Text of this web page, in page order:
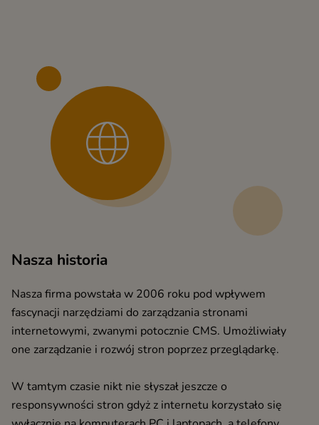
Nasza historia
Nasza firma powstała w 2006 roku pod wpływem
fascynacji narzędziami do zarządzania stronami
internetowymi, zwanymi potocznie CMS. Umożliwiały
one zarządzanie i rozwój stron poprzez przeglądarkę.
W tamtym czasie nikt nie słyszał jeszcze o
responsywności stron gdyż z internetu korzystało się